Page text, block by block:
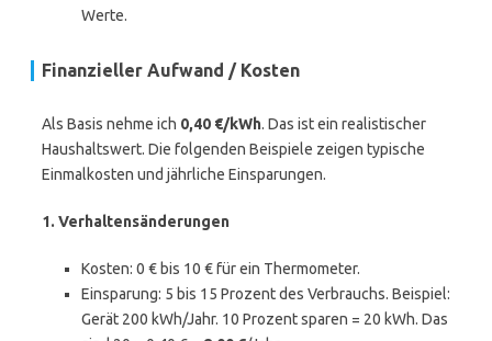
Werte.
Finanzieller Aufwand / Kosten
Als Basis nehme ich 0,40 €/kWh. Das ist ein realistischer
Haushaltswert. Die folgenden Beispiele zeigen typische
Einmalkosten und jährliche Einsparungen.
1. Verhaltensänderungen
Kosten: 0 € bis 10 € für ein Thermometer.
Einsparung: 5 bis 15 Prozent des Verbrauchs. Beispiel:
Gerät 200 kWh/Jahr. 10 Prozent sparen = 20 kWh. Das